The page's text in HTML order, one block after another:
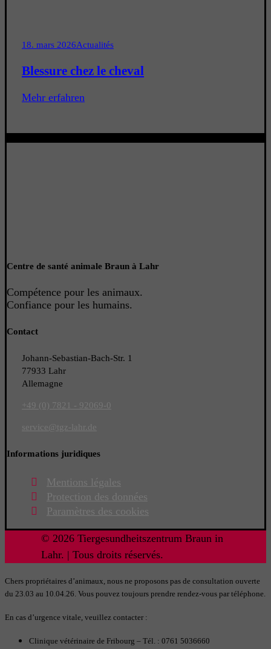
18. mars 2026Actualités
Blessure chez le cheval
Mehr erfahren
Centre de santé animale Braun à Lahr
Compétence pour les animaux.
Confiance pour les humains.
Contact
Johann-Sebastian-Bach-Str. 1
77933 Lahr
Allemagne
+49 (0) 7821 - 92069-0
service@tgz-lahr.de
Informations juridiques
Mentions légales
Protection des données
Paramètres des cookies
© 2026 Tiergesundheitszentrum Braun in
Lahr. | Tous droits réservés.
Chers propriétaires d’animaux, nous ne proposons pas de consultation ouverte
du 23.03 au 10.04.26. Vous pouvez toujours prendre rendez-vous par téléphone.
En cas d’urgence vitale, veuillez contacter :
Clinique vétérinaire de Fribourg – Tél. : 0761 5036660